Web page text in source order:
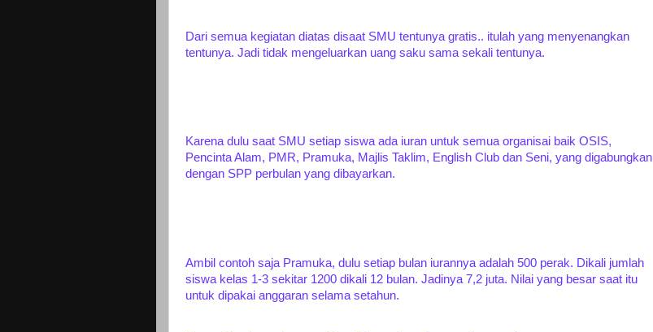
Dari semua kegiatan diatas disaat SMU tentunya gratis.. itulah yang menyenangkan
tentunya. Jadi tidak mengeluarkan uang saku sama sekali tentunya.
Karena dulu saat SMU setiap siswa ada iuran untuk semua organisai baik OSIS,
Pencinta Alam, PMR, Pramuka, Majlis Taklim, English Club dan Seni, yang digabungkan
dengan SPP perbulan yang dibayarkan.
Ambil contoh saja Pramuka, dulu setiap bulan iurannya adalah 500 perak. Dikali jumlah
siswa kelas 1-3 sekitar 1200 dikali 12 bulan. Jadinya 7,2 juta. Nilai yang besar saat itu
untuk dipakai anggaran selama setahun.